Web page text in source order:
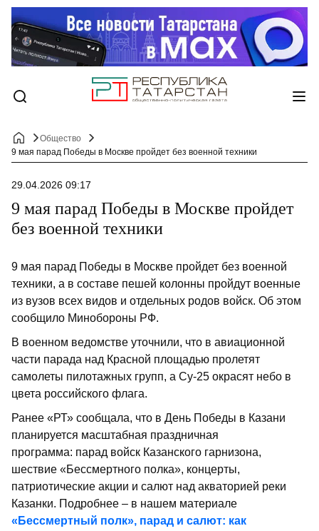
Общество
9 мая парад Победы в Москве пройдет без военной техники
29.04.2026 09:17
9 мая парад Победы в Москве пройдет
без военной техники
9 мая парад Победы в Москве пройдет без военной
техники, а в составе пешей колонны пройдут военные
из вузов всех видов и отдельных родов войск. Об этом
сообщило Минобороны РФ.
В военном ведомстве уточнили, что в авиационной
части парада над Красной площадью пролетят
самолеты пилотажных групп, а Су-25 окрасят небо в
цвета российского флага.
Ранее «РТ» сообщала, что в День Победы в Казани
планируется масштабная праздничная
программа: парад войск Казанского гарнизона,
шествие «Бессмертного полка», концерты,
патриотические акции и салют над акваторией реки
Казанки. Подробнее – в нашем материале
«Бессмертный полк», парад и салют: как